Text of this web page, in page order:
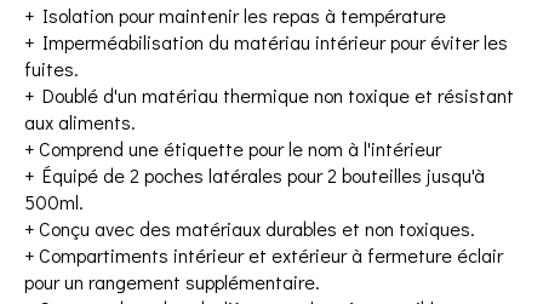
+ Isolation pour maintenir les repas à température
+ Imperméabilisation du matériau intérieur pour éviter les
fuites.
+ Doublé d'un matériau thermique non toxique et résistant
aux aliments.
+ Comprend une étiquette pour le nom à l'intérieur
+ Équipé de 2 poches latérales pour 2 bouteilles jusqu'à
500ml.
+ Conçu avec des matériaux durables et non toxiques.
+ Compartiments intérieur et extérieur à fermeture éclair
pour un rangement supplémentaire.